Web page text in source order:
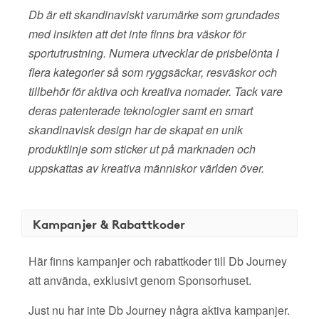
Db är ett skandinaviskt varumärke som grundades
med insikten att det inte finns bra väskor för
sportutrustning. Numera utvecklar de prisbelönta I
flera kategorier så som ryggsäckar, resväskor och
tillbehör för aktiva och kreativa nomader. Tack vare
deras patenterade teknologier samt en smart
skandinavisk design har de skapat en unik
produktlinje som sticker ut på marknaden och
uppskattas av kreativa människor världen över.
Kampanjer & Rabattkoder
Här finns kampanjer och rabattkoder till Db Journey
att använda, exklusivt genom Sponsorhuset.
Just nu har inte Db Journey några aktiva kampanjer.